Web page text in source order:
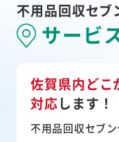
不用品回収セブ
サービ
佐賀県内どこ
対応します！
不用品回収セブ